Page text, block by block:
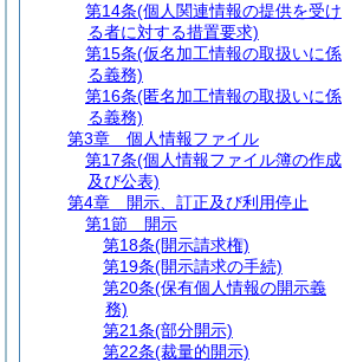
第14条(個人関連情報の提供を受け
る者に対する措置要求)
第15条(仮名加工情報の取扱いに係
る義務)
第16条(匿名加工情報の取扱いに係
る義務)
第3章
個人情報ファイル
第17条(個人情報ファイル簿の作成
及び公表)
第4章
開示、訂正及び利用停止
第1節
開示
第18条(開示請求権)
第19条(開示請求の手続)
第20条(保有個人情報の開示義
務)
第21条(部分開示)
第22条(裁量的開示)